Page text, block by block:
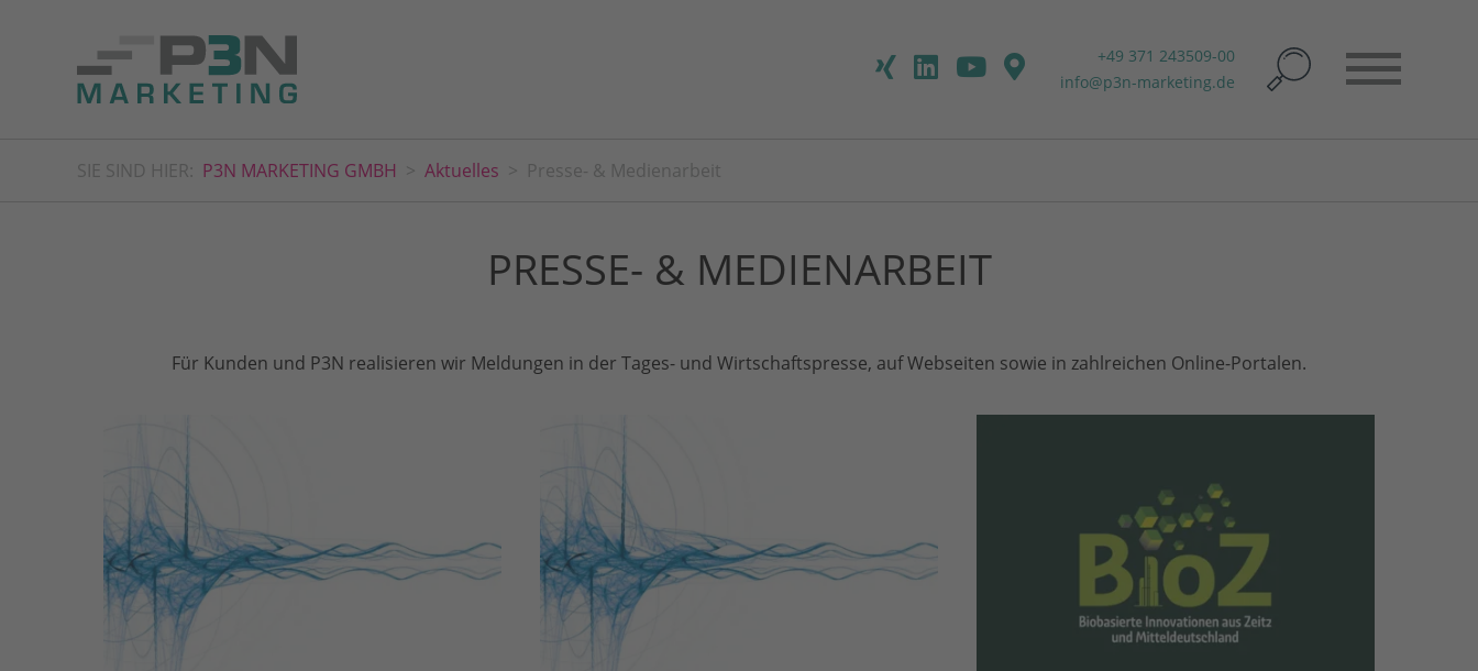
+49 371 243509-00
info@p3n-marketing.de
SIE SIND HIER: P3N MARKETING GMBH Aktuelles Presse- & Medienarbeit
PRESSE- & MEDIENARBEIT
Für Kunden und P3N realisieren wir Meldungen in der Tages- und Wirtschaftspresse, auf Webseiten sowie in zahlreichen Online-Portalen.